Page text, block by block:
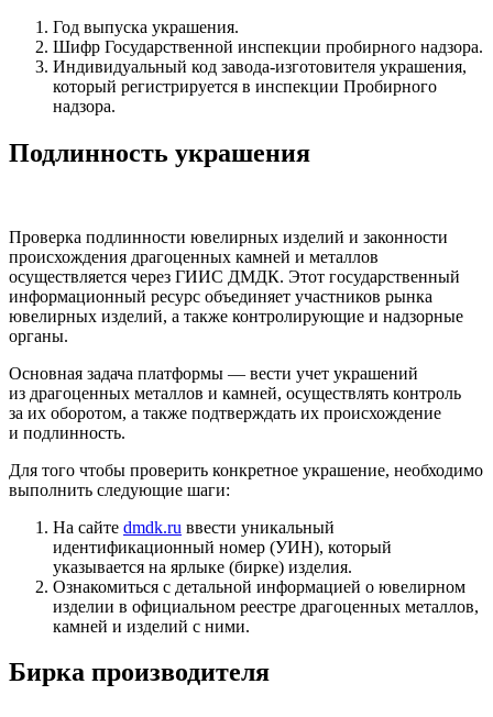
Год выпуска украшения.
Шифр Государственной инспекции пробирного надзора.
Индивидуальный код завода-изготовителя украшения,
который регистрируется в инспекции Пробирного
надзора.
Подлинность украшения
Проверка подлинности ювелирных изделий и законности
происхождения драгоценных камней и металлов
осуществляется через ГИИС ДМДК. Этот государственный
информационный ресурс объединяет участников рынка
ювелирных изделий, а также контролирующие и надзорные
органы.
Основная задача платформы — вести учет украшений
из драгоценных металлов и камней, осуществлять контроль
за их оборотом, а также подтверждать их происхождение
и подлинность.
Для того чтобы проверить конкретное украшение, необходимо
выполнить следующие шаги:
На сайте dmdk.ru ввести уникальный
идентификационный номер (УИН), который
указывается на ярлыке (бирке) изделия.
Ознакомиться с детальной информацией о ювелирном
изделии в официальном реестре драгоценных металлов,
камней и изделий с ними.
Бирка производителя